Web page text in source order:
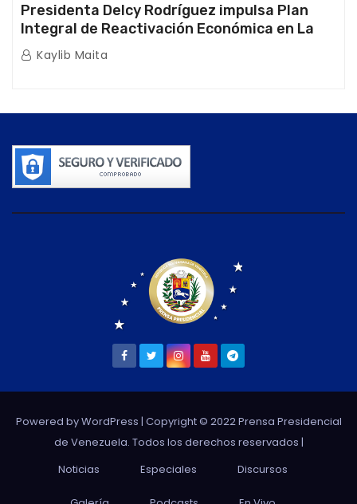
Presidenta Delcy Rodríguez impulsa Plan
Integral de Reactivación Económica en La
Guaira
Kaylib Maita
Powered by WordPress | Copyright © 2022 Prensa Presidencial
de Venezuela. Todos los derechos reservados |
Noticias
Especiales Discursos